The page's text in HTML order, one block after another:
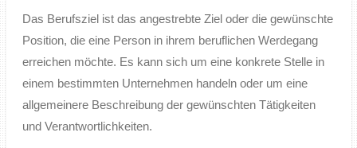
Das Berufsziel ist das angestrebte Ziel oder die gewünschte
Position, die eine Person in ihrem beruflichen Werdegang
erreichen möchte. Es kann sich um eine konkrete Stelle in
einem bestimmten Unternehmen handeln oder um eine
allgemeinere Beschreibung der gewünschten Tätigkeiten
und Verantwortlichkeiten.